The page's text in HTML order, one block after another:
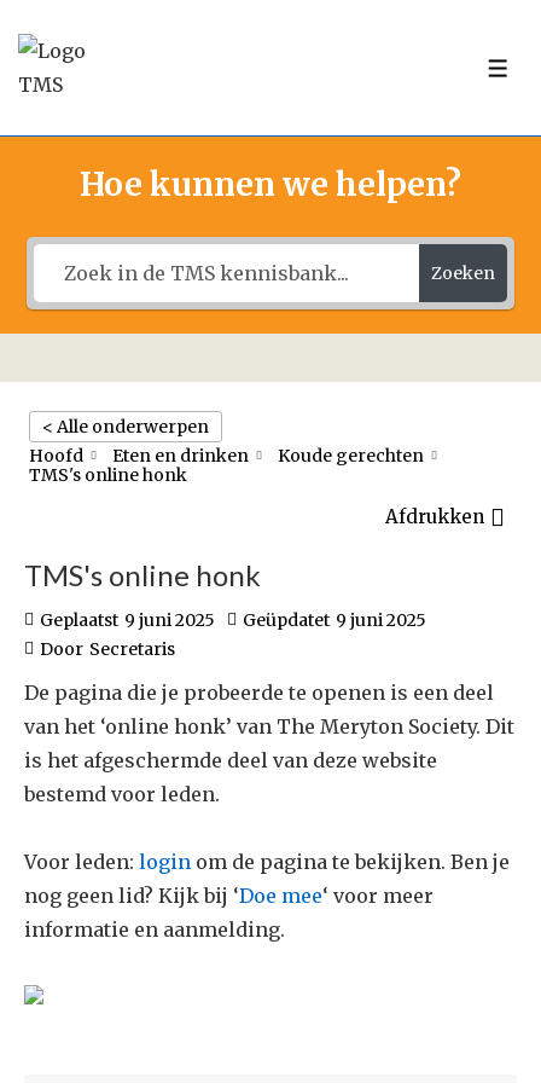
Doorgaan
naar
Hoe kunnen we helpen?
Zoeken
< Alle onderwerpen
Hoofd
Eten en drinken
Koude gerechten
TMS's online honk
Afdrukken
TMS's online honk
Geplaatst 9 juni 2025 Geüpdatet 9 juni 2025
Door Secretaris
De pagina die je probeerde te openen is een deel
van het ‘online honk’ van The Meryton Society. Dit
is het afgeschermde deel van deze website
bestemd voor leden.
Voor leden: login om de pagina te bekijken. Ben je
nog geen lid? Kijk bij ‘Doe mee‘ voor meer
informatie en aanmelding.